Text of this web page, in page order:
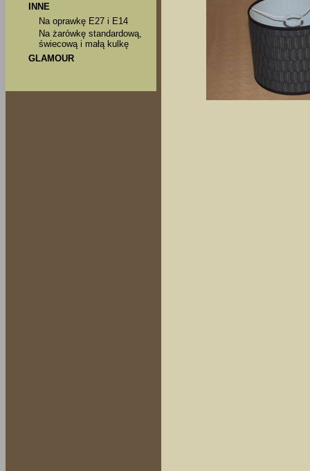
INNE
Na oprawkę E27 i E14
Na żarówkę standardową,
świecową i małą kulkę
GLAMOUR